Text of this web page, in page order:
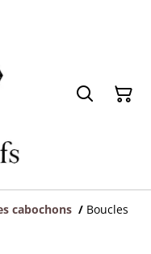
cabochons / Boucles